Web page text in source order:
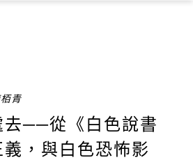
青
去──從《白色說書
，與白色恐怖影